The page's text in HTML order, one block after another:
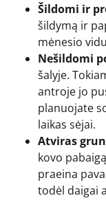
Šildomi ir
šildymą ir
mėnesio
Nešildomi
šalyje.
antroje jo
planuojate
laikas sėjai.
Atviras
kovo
praeina
todėl daigai